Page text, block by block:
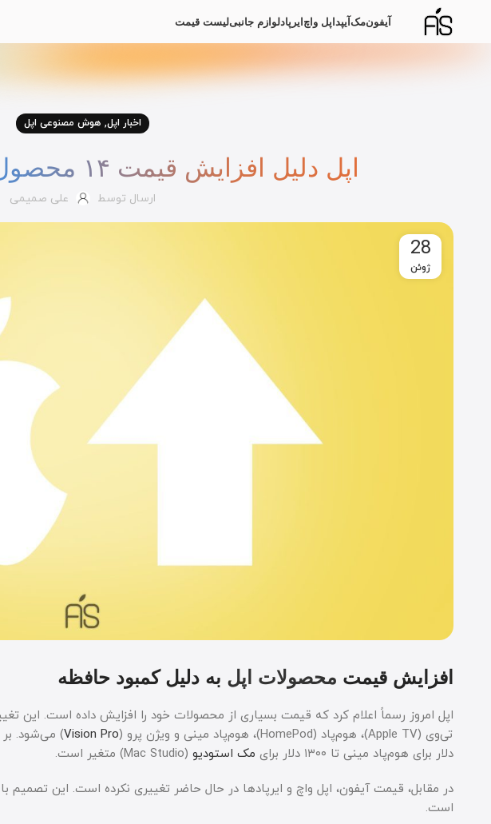
آیفونمکآیپداپل واچایرپادلوازم جانبیلیست قیمت
اخبار اپل,هوش مصنوعی اپل
اپل دلیل افزایش قیمت ۱۴ محصول خود را توضیح داد
ارسال توسط علی صمیمی
28
ژوئن
افزایش قیمت محصولات اپل به دلیل کمبود حافظه
تی‌وی (Apple TV)، هوم‌پاد (HomePod)، هوم‌پاد مینی و ویژن پرو (
Vision Pro
دلار برای هوم‌پاد مینی تا ۱۳۰۰ دلار برای
مک استودیو (Mac Studio) متغیر است.
در مقابل، قیمت آیفون، اپل واچ و ایرپادها در حال حاضر تغییری نکرده است. این تصمیم
است.